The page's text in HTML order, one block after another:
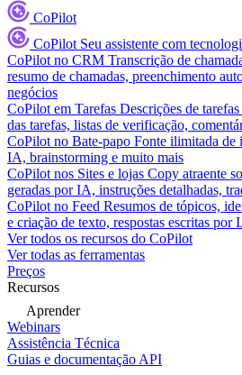
CoPilot
CoPilot Seu assistente com
CoPilot no CRM Transcrição de
resumo de chamadas, preenchimento
negócios
CoPilot em Tarefas Descrições de
das tarefas, listas de verificação,
CoPilot no Bate-papo Fonte ilimitada de
IA, brainstorming e muito mais
CoPilot nos Sites e lojas Copy atraente
geradas por IA, instruções detalhadas,
CoPilot no Feed Resumos de tópicos,
e criação de texto, respostas escritas por
Ver todos os recursos do CoPilot
Ver todas as ferramentas
Preços
Recursos
Aprender
Webinars
Assistência Técnica
Guias e documentação API